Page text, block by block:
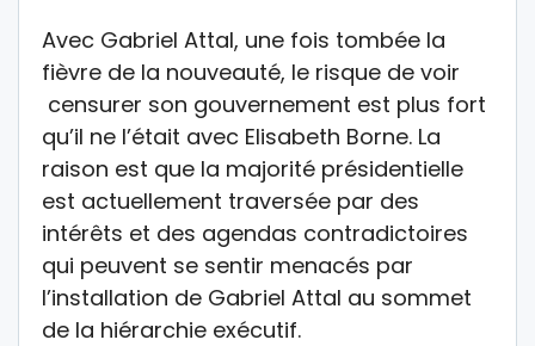
Avec Gabriel Attal, une fois tombée la
fièvre de la nouveauté, le risque de voir
censurer son gouvernement est plus fort
qu’il ne l’était avec Elisabeth Borne. La
raison est que la majorité présidentielle
est actuellement traversée par des
intérêts et des agendas contradictoires
qui peuvent se sentir menacés par
l’installation de Gabriel Attal au sommet
de la hiérarchie exécutif.